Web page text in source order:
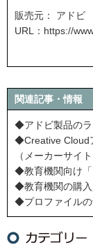
販売元： アドビ
URL： https://
関連記事・情報
◆アドビ製品のラ
◆Creative Cloud
（メーカーサイト
◆教育機関向け「
◆教育機関の購入
◆プロファイルの